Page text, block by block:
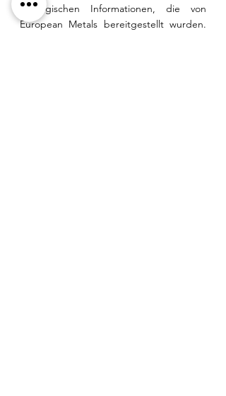
geologischen Informationen, die von
European Metals bereitgestellt wurden.